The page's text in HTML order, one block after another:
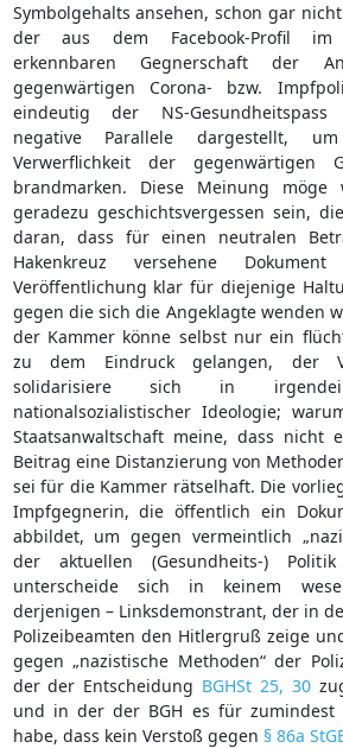
Symbolgehalts ansehen, schon gar
der aus dem Facebook-Profil im
erkennbaren Gegnerschaft der
gegenwärtigen Corona- bzw.
eindeutig der NS-Gesundheitspass
negative Parallele dargestellt,
Verwerflichkeit der gegenwärtigen
brandmarken. Diese Meinung
geradezu geschichtsvergessen sein,
daran, dass für einen neutralen
Hakenkreuz versehene
Veröffentlichung klar für diejenige
gegen die sich die Angeklagte wenden
der Kammer könne selbst nur ein
zu dem Eindruck gelangen, der
solidarisiere sich in
nationalsozialistischer Ideologie;
Staatsanwaltschaft meine, dass nicht
Beitrag eine Distanzierung von
sei für die Kammer rätselhaft. Die
Impfgegnerin, die öffentlich ein
abbildet, um gegen vermeintlich
der aktuellen (Gesundheits-)
unterscheide sich in keinem
derjenigen – Linksdemonstrant, der in
Polizeibeamten den Hitlergruß zeige
gegen „nazistische Methoden“ der
der der Entscheidung BGHSt 25, 30
und in der der BGH es für zumindest
habe, dass kein Verstoß gegen § 86a